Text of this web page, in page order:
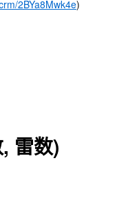
2BYa8Mwk4e)
雷数)